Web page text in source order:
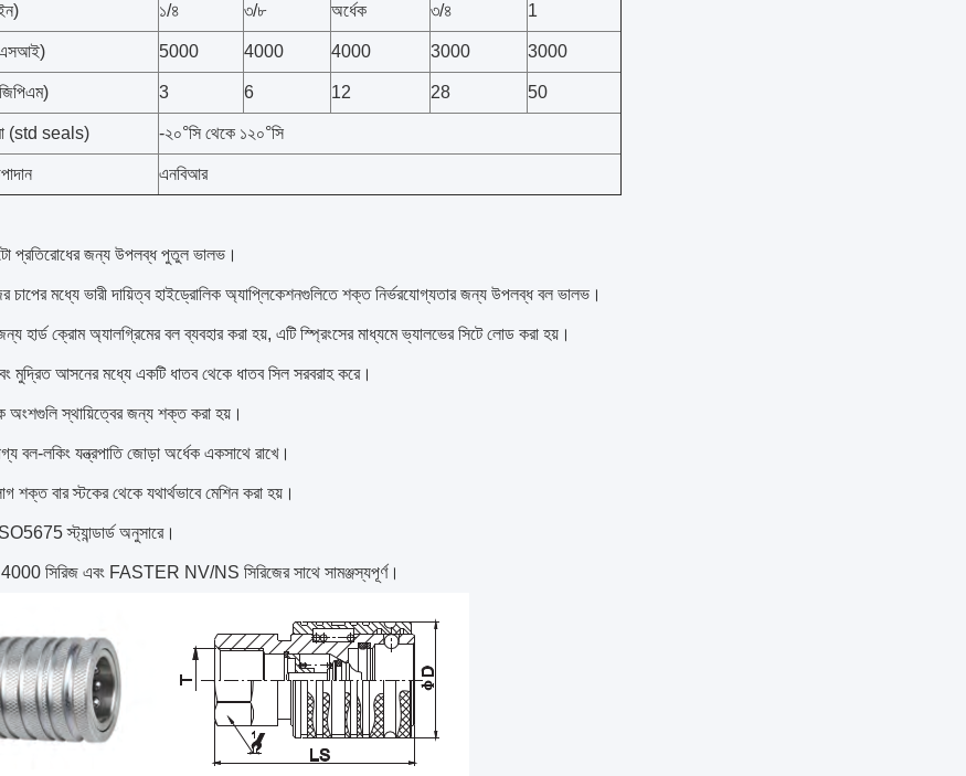
১/৪ ৩/৮ অর্ধেক ৩/৪ 1
5000 4000 4000 3000 3000
3 6 12 28 50
(std seals) -২০°সি থেকে ১২০°সি
এনবিআর
প্রতিরোধের জন্য উপলব্ধ পুতুল ভালভ।
চাপের মধ্যে ভারী দায়িত্ব হাইড্রোলিক অ্যাপ্লিকেশনগুলিতে শক্ত নির্ভরযোগ্যতার জন্য উপলব্ধ বল ভালভ।
হার্ড ক্রোম অ্যালগ্রিমের বল ব্যবহার করা হয়, এটি স্প্রিংসের মাধ্যমে ভ্যালভের সিটে লোড করা হয়।
মুদ্রিত আসনের মধ্যে একটি ধাতব থেকে ধাতব সিল সরবরাহ করে।
অংশগুলি স্থায়িত্বের জন্য শক্ত করা হয়।
বল-লকিং যন্ত্রপাতি জোড়া অর্ধেক একসাথে রাখে।
শক্ত বার স্টকের থেকে যথার্থভাবে মেশিন করা হয়।
স্ট্যান্ডার্ড অনুসারে।
সিরিজ এবং FASTER NV/NS সিরিজের সাথে সামঞ্জস্যপূর্ণ।